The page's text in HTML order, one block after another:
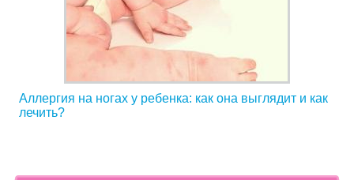
Аллергия на ногах у ребенка: как она выглядит и как
лечить?